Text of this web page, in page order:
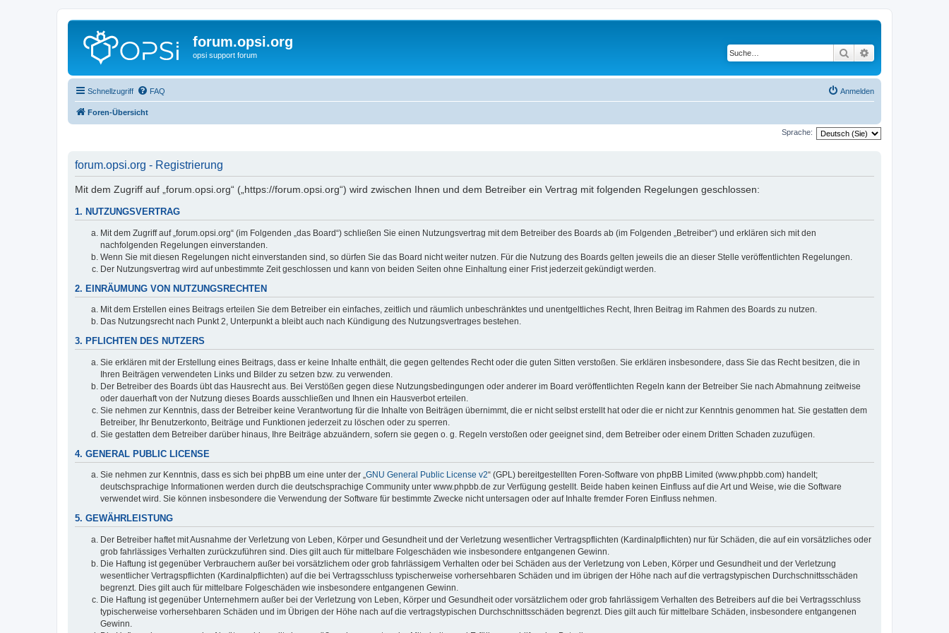
forum.opsi.org
opsi support forum Suche
Schnellzugriff FAQ Anmelden
Foren-Übersicht
Sprache:
forum.opsi.org - Registrierung
Mit dem Zugriff auf „forum.opsi.org“ („https://forum.opsi.org“) wird zwischen Ihnen und dem Betreiber ein Vertrag mit folgenden Regelungen geschlossen:
1. NUTZUNGSVERTRAG
Mit dem Zugriff auf „forum.opsi.org“ (im Folgenden „das Board“) schließen Sie einen Nutzungsvertrag mit dem Betreiber des Boards ab (im Folgenden „Betreiber“) und erklären sich mit den
nachfolgenden Regelungen einverstanden.
Wenn Sie mit diesen Regelungen nicht einverstanden sind, so dürfen Sie das Board nicht weiter nutzen. Für die Nutzung des Boards gelten jeweils die an dieser Stelle veröffentlichten Regelungen.
Der Nutzungsvertrag wird auf unbestimmte Zeit geschlossen und kann von beiden Seiten ohne Einhaltung einer Frist jederzeit gekündigt werden.
2. EINRÄUMUNG VON NUTZUNGSRECHTEN
Mit dem Erstellen eines Beitrags erteilen Sie dem Betreiber ein einfaches, zeitlich und räumlich unbeschränktes und unentgeltliches Recht, Ihren Beitrag im Rahmen des Boards zu nutzen.
Das Nutzungsrecht nach Punkt 2, Unterpunkt a bleibt auch nach Kündigung des Nutzungsvertrages bestehen.
3. PFLICHTEN DES NUTZERS
Sie erklären mit der Erstellung eines Beitrags, dass er keine Inhalte enthält, die gegen geltendes Recht oder die guten Sitten verstoßen. Sie erklären insbesondere, dass Sie das Recht besitzen, die in
Ihren Beiträgen verwendeten Links und Bilder zu setzen bzw. zu verwenden.
Der Betreiber des Boards übt das Hausrecht aus. Bei Verstößen gegen diese Nutzungsbedingungen oder anderer im Board veröffentlichten Regeln kann der Betreiber Sie nach Abmahnung zeitweise
oder dauerhaft von der Nutzung dieses Boards ausschließen und Ihnen ein Hausverbot erteilen.
Sie nehmen zur Kenntnis, dass der Betreiber keine Verantwortung für die Inhalte von Beiträgen übernimmt, die er nicht selbst erstellt hat oder die er nicht zur Kenntnis genommen hat. Sie gestatten dem
Betreiber, Ihr Benutzerkonto, Beiträge und Funktionen jederzeit zu löschen oder zu sperren.
Sie gestatten dem Betreiber darüber hinaus, Ihre Beiträge abzuändern, sofern sie gegen o. g. Regeln verstoßen oder geeignet sind, dem Betreiber oder einem Dritten Schaden zuzufügen.
4. GENERAL PUBLIC LICENSE
Sie nehmen zur Kenntnis, dass es sich bei phpBB um eine unter der „GNU General Public License v2“ (GPL) bereitgestellten Foren-Software von phpBB Limited (www.phpbb.com) handelt;
deutschsprachige Informationen werden durch die deutschsprachige Community unter www.phpbb.de zur Verfügung gestellt. Beide haben keinen Einfluss auf die Art und Weise, wie die Software
verwendet wird. Sie können insbesondere die Verwendung der Software für bestimmte Zwecke nicht untersagen oder auf Inhalte fremder Foren Einfluss nehmen.
5. GEWÄHRLEISTUNG
Der Betreiber haftet mit Ausnahme der Verletzung von Leben, Körper und Gesundheit und der Verletzung wesentlicher Vertragspflichten (Kardinalpflichten) nur für Schäden, die auf ein vorsätzliches oder
grob fahrlässiges Verhalten zurückzuführen sind. Dies gilt auch für mittelbare Folgeschäden wie insbesondere entgangenen Gewinn.
Die Haftung ist gegenüber Verbrauchern außer bei vorsätzlichem oder grob fahrlässigem Verhalten oder bei Schäden aus der Verletzung von Leben, Körper und Gesundheit und der Verletzung
wesentlicher Vertragspflichten (Kardinalpflichten) auf die bei Vertragsschluss typischerweise vorhersehbaren Schäden und im übrigen der Höhe nach auf die vertragstypischen Durchschnittsschäden
begrenzt. Dies gilt auch für mittelbare Folgeschäden wie insbesondere entgangenen Gewinn.
Die Haftung ist gegenüber Unternehmern außer bei der Verletzung von Leben, Körper und Gesundheit oder vorsätzlichem oder grob fahrlässigem Verhalten des Betreibers auf die bei Vertragsschluss
typischerweise vorhersehbaren Schäden und im Übrigen der Höhe nach auf die vertragstypischen Durchschnittsschäden begrenzt. Dies gilt auch für mittelbare Schäden, insbesondere entgangenen
Gewinn.